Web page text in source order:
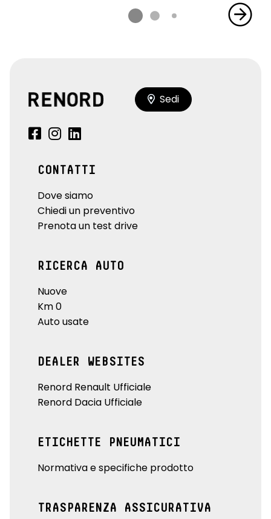
Sedi
CONTATTI
Dove siamo
Chiedi un preventivo
Prenota un test drive
RICERCA AUTO
Nuove
Km 0
Auto usate
DEALER WEBSITES
Renord Renault Ufficiale
Renord Dacia Ufficiale
ETICHETTE PNEUMATICI
Normativa e specifiche prodotto
TRASPARENZA ASSICURATIVA